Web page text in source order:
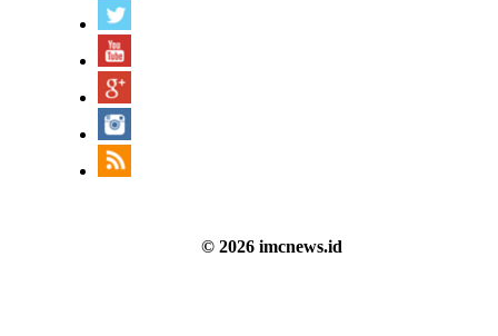
© 2026 imcnews.id